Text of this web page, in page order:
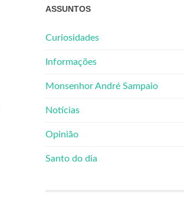
ASSUNTOS
Curiosidades
Informações
Monsenhor André Sampaio
Notícias
Opinião
Santo do dia